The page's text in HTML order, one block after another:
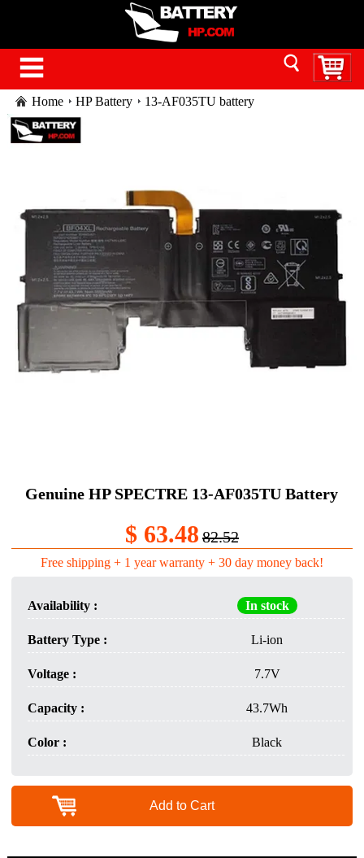
Home HP Battery 13-AF035TU battery
Genuine HP SPECTRE 13-AF035TU Battery
$ 63.48 82.52
Free shipping + 1 year warranty + 30 day money back!
Availability : In stock
Battery Type : Li-ion
Voltage : 7.7V
Capacity : 43.7Wh
Color : Black
Add to Cart